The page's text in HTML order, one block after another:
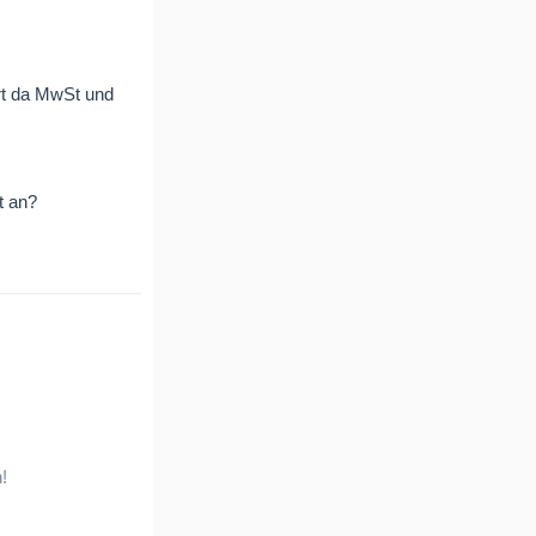
da MwSt und
an?